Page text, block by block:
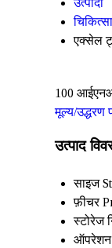
उत्पादों
एक्सेल
100
मूल्य/उद्धरण
उत्पाद
साइज
फ़ीचर
स्टोरेज
ऑपरेशन